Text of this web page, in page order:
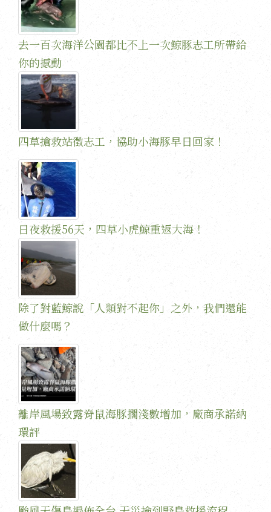
去一百次海洋公園都比不上一次鯨豚志工所帶給
你的撼動
四草搶救站徵志工，協助小海豚早日回家！
日夜救援56天，四草小虎鯨重返大海！
除了對藍鯨說「人類對不起你」之外，我們還能
做什麼嗎？
離岸風場致露脊鼠海豚擱淺數增加，廠商承諾納
環評